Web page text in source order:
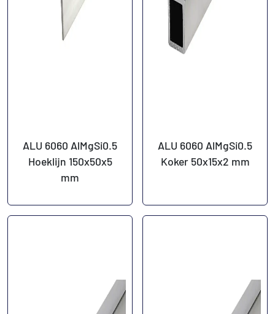
ALU 6060 AlMgSi0.5
Hoeklijn 150x50x5
mm
ALU 6060 AlMgSi0.5
Koker 50x15x2 mm